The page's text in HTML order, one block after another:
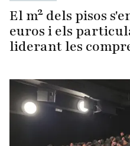
El m² dels pisos
euros i els
liderant les